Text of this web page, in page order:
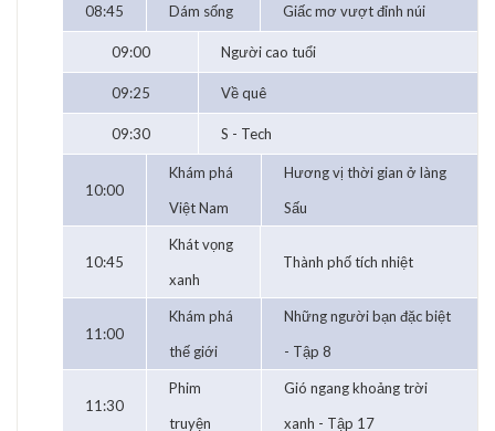
08:45 Dám sống Giấc mơ vượt đỉnh núi
09:00 Người cao tuổi
09:25 Về quê
09:30 S - Tech
10:00
Khám phá
Việt Nam
Hương vị thời gian ở làng
Sấu
10:45
Khát vọng
xanh
Thành phố tích nhiệt
11:00
Khám phá
thế giới
Những người bạn đặc biệt
- Tập 8
11:30
Phim
truyện
Gió ngang khoảng trời
xanh - Tập 17